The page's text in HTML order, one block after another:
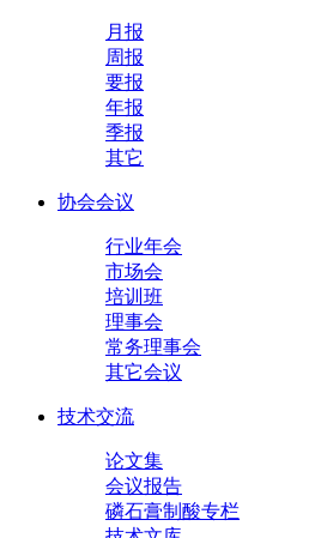
月报
周报
要报
年报
季报
其它
协会会议
行业年会
市场会
培训班
理事会
常务理事会
其它会议
技术交流
论文集
会议报告
磷石膏制酸专栏